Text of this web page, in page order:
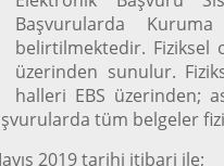
Başvurularda
belirtilmektedir. Fiziksel
üzerinden sunulur.
halleri EBS üzerinden;
tüm belgeler
2019 tarihi itibari ile;